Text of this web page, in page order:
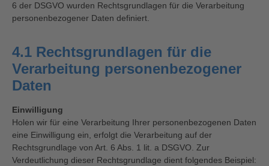
6 der DSGVO wurden Rechtsgrundlagen für die Verarbeitung
personenbezogener Daten definiert.
4.1 Rechtsgrundlagen für die
Verarbeitung personenbezogener
Daten
Einwilligung
Holen wir für eine Verarbeitung Ihrer personenbezogenen Daten
eine Einwilligung ein, erfolgt die Verarbeitung auf der
Rechtsgrundlage von Art. 6 Abs. 1 lit. a DSGVO. Zur
Verdeutlichung dieser Rechtsgrundlage dient folgendes Beispiel: